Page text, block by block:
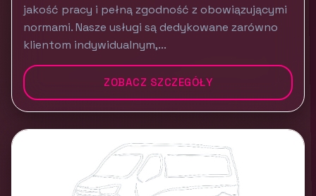
jakość pracy i pełną zgodność z obowiązującymi
normami. Nasze usługi są dedykowane zarówno
klientom indywidualnym,...
ZOBACZ SZCZEGÓŁY